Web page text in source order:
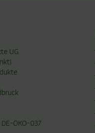
UG
ÖKO-037